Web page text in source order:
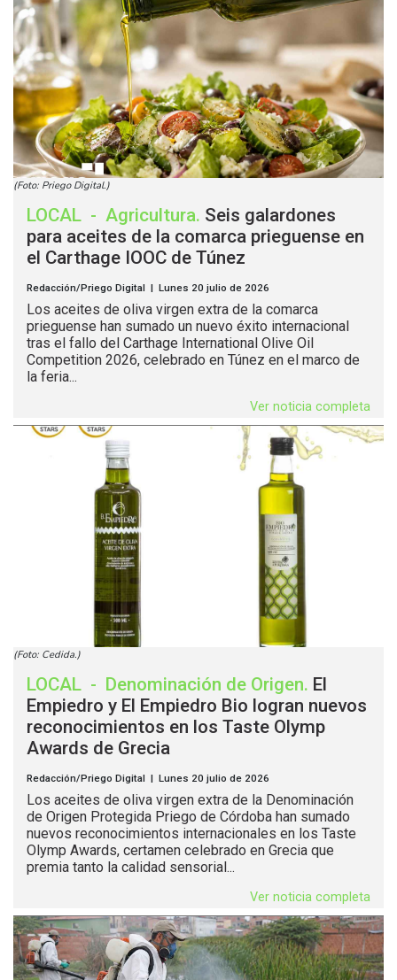
(Foto: Priego Digital.)
LOCAL - Agricultura. Seis galardones
para aceites de la comarca prieguense en
el Carthage IOOC de Túnez
Redacción/Priego Digital | Lunes 20 julio de 2026
Los aceites de oliva virgen extra de la comarca
prieguense han sumado un nuevo éxito internacional
tras el fallo del Carthage International Olive Oil
Competition 2026, celebrado en Túnez en el marco de
la feria...
Ver noticia completa
(Foto: Cedida.)
LOCAL - Denominación de Origen. El
Empiedro y El Empiedro Bio logran nuevos
reconocimientos en los Taste Olymp
Awards de Grecia
Redacción/Priego Digital | Lunes 20 julio de 2026
Los aceites de oliva virgen extra de la Denominación
de Origen Protegida Priego de Córdoba han sumado
nuevos reconocimientos internacionales en los Taste
Olymp Awards, certamen celebrado en Grecia que
premia tanto la calidad sensorial...
Ver noticia completa